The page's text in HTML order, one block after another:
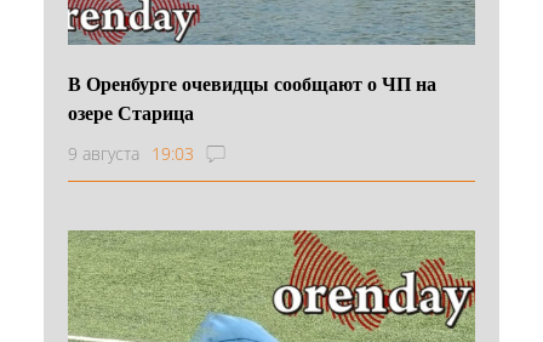
В Оренбурге очевидцы сообщают о ЧП на
озере Старица
9 августа 19:03